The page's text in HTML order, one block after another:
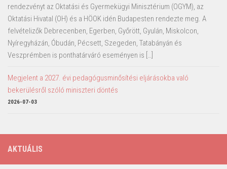
rendezvényt az Oktatási és Gyermekügyi Minisztérium (OGYM), az
Oktatási Hivatal (OH) és a HÖOK idén Budapesten rendezte meg. A
felvételizők Debrecenben, Egerben, Győrött, Gyulán, Miskolcon,
Nyíregyházán, Óbudán, Pécsett, Szegeden, Tatabányán és
Veszprémben is ponthatárváró eseményen is […]
Megjelent a 2027. évi pedagógusminősítési eljárásokba való
bekerülésről szóló miniszteri döntés
2026-07-03
AKTUÁLIS